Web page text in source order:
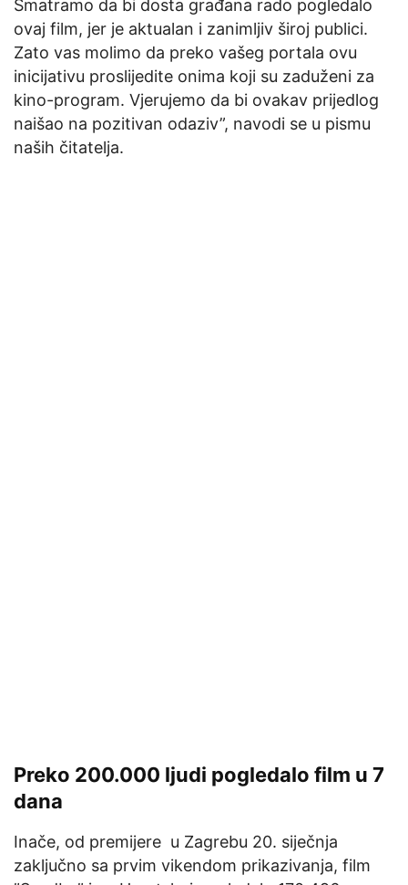
Smatramo da bi dosta građana rado pogledalo
ovaj film, jer je aktualan i zanimljiv široj publici.
Zato vas molimo da preko vašeg portala ovu
inicijativu proslijedite onima koji su zaduženi za
kino-program. Vjerujemo da bi ovakav prijedlog
naišao na pozitivan odaziv”, navodi se u pismu
naših čitatelja.
Preko 200.000 ljudi pogledalo film u 7
dana
Inače, od premijere u Zagrebu 20. siječnja
zaključno sa prvim vikendom prikazivanja, film